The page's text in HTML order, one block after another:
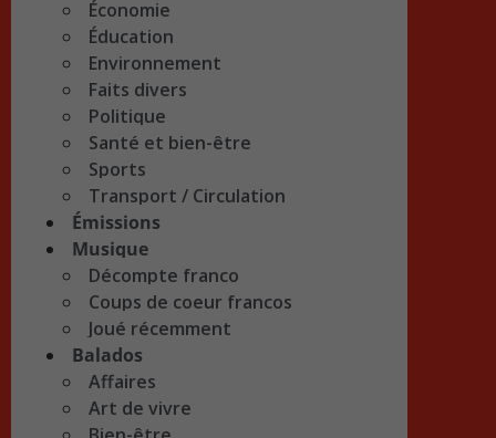
Économie
Éducation
Environnement
Faits divers
Politique
Santé et bien-être
Sports
Transport / Circulation
Émissions
Musique
Décompte franco
Coups de coeur francos
Joué récemment
Balados
Affaires
Art de vivre